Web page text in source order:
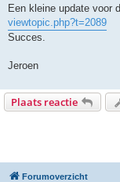
r
c
h
t
Een kleine update voor
viewtopic.php?t=2089
Succes.
Jeroen
Plaats reactie
Forumoverzicht